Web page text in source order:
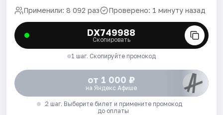
Применили: 8 092 раз Проверено: 1 минуту назад
DX749988
Скопировать
1 шаг. Скопируйте промокод
от 1 000 ₽
на Яндекс Афише
2 шаг. Выберите билет и примените промокод
до оплаты